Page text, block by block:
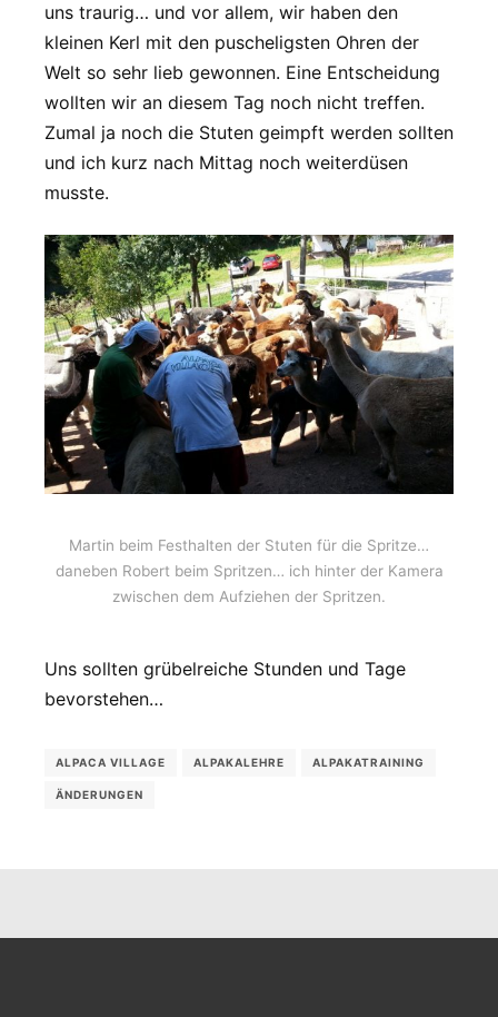
uns traurig… und vor allem, wir haben den
kleinen Kerl mit den puscheligsten Ohren der
Welt so sehr lieb gewonnen. Eine Entscheidung
wollten wir an diesem Tag noch nicht treffen.
Zumal ja noch die Stuten geimpft werden sollten
und ich kurz nach Mittag noch weiterdüsen
musste.
Martin beim Festhalten der Stuten für die Spritze…
daneben Robert beim Spritzen… ich hinter der Kamera
zwischen dem Aufziehen der Spritzen.
Uns sollten grübelreiche Stunden und Tage
bevorstehen…
ALPACA VILLAGE ALPAKALEHRE ALPAKATRAINING
ÄNDERUNGEN